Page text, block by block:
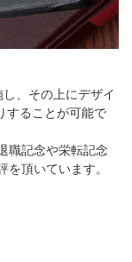
、その上にデザイ
することが可能で
職記念や栄転記念
頂いています。